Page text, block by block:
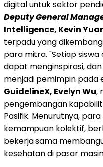
digital untuk sektor
Deputy General
Intelligence, Kevin
terpadu yang
para mitra. "Setiap
dapat menginspirasi,
menjadi pemimpin pada
GuidelineX, Evelyn Wu,
pengembangan
Pasifik. Menurutnya,
kemampuan kolektif,
bekerja sama
kesehatan di pasar